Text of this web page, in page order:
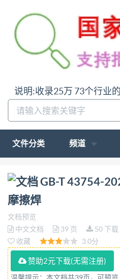
说明:收录25万 73个行业
文件分类 频道
问:哪里下载GB-T 43754-
答:请联系微信:siduwenku
GB-T 43754-
摩擦焊
文档预览
中文文档
39 页 50 下载
收藏
3.0分
赞助2元下载(无需注册)